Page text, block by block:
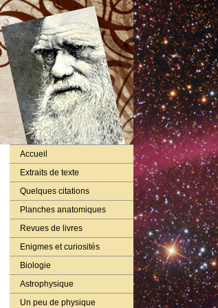
Accueil
Extraits de texte
Quelques citations
Planches anatomiques
Revues de livres
Enigmes et curiosités
Biologie
Astrophysique
Un peu de physique